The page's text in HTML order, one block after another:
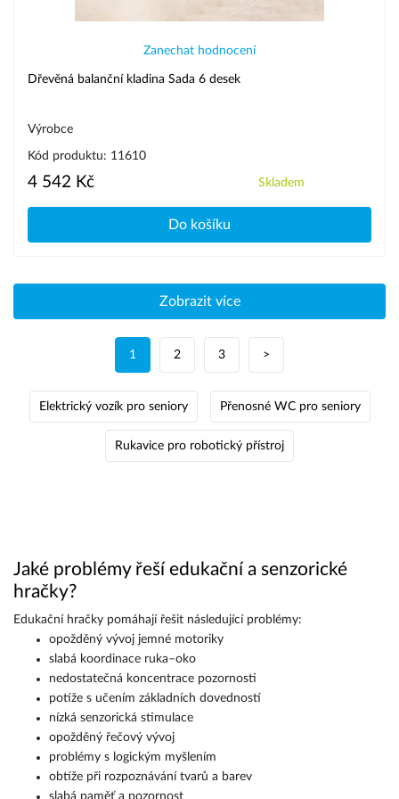
Zanechat hodnocení
Dřevěná balanční kladina Sada 6 desek
Výrobce
Kód produktu: 11610
4 542 Kč Skladem
Do košíku
Zobrazit více
1 2 3 >
Elektrický vozík pro seniory Přenosné WC pro seniory
Rukavice pro robotický přístroj
Jaké problémy řeší edukační a senzorické
hračky?
Edukační hračky pomáhají řešit následující problémy:
opožděný vývoj jemné motoriky
slabá koordinace ruka–oko
nedostatečná koncentrace pozornosti
potíže s učením základních dovedností
nízká senzorická stimulace
opožděný řečový vývoj
problémy s logickým myšlením
obtíže při rozpoznávání tvarů a barev
slabá paměť a pozornost